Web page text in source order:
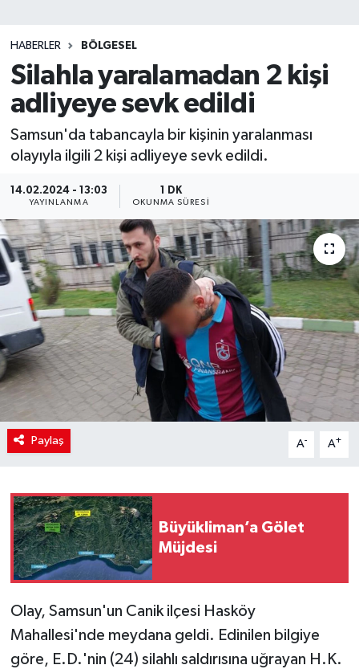
HABERLER BÖLGESEL
Silahla yaralamadan 2 kişi
adliyeye sevk edildi
Samsun'da tabancayla bir kişinin yaralanması
olayıyla ilgili 2 kişi adliyeye sevk edildi.
14.02.2024 - 13:03
YAYINLANMA
1 DK
OKUNMA SÜRESI
Paylaş A- A+
Büyükliman’a Gölet
Müjdesi
Olay, Samsun'un Canik ilçesi Hasköy
Mahallesi'nde meydana geldi. Edinilen bilgiye
göre, E.D.'nin (24) silahlı saldırısına uğrayan H.K.
Teknoloji
TRABZON
TRABZONSPOR
Yaşam